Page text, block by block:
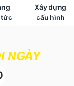
tức
Xây dựng
cấu hình
NGÀY